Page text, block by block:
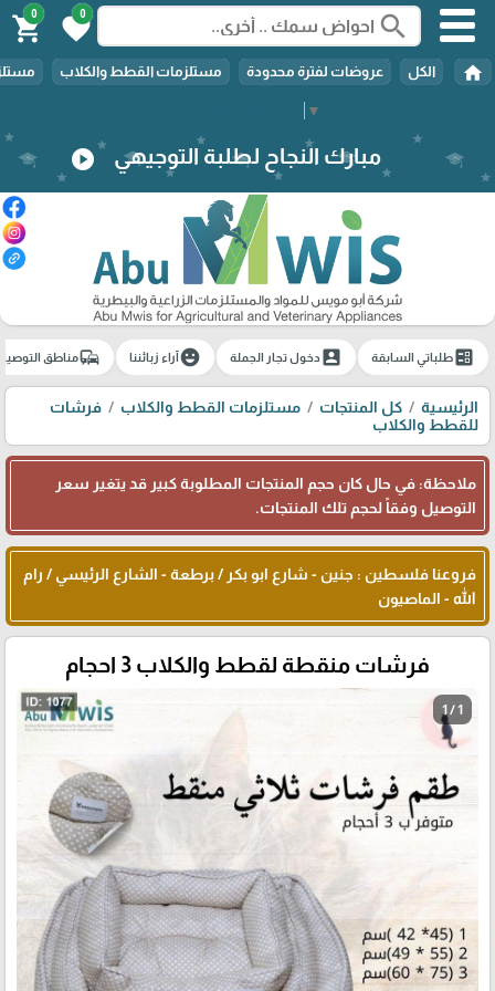
▼
search
0
favorite
0
shopping_cart
home الكل عروضات لفترة محدودة مستلزمات القطط والكلاب
مبارك النجاح لطلبة التوجيهي play_circle
ballotطلباتي السابقة account_boxدخول تجار الجملة emoji_emotionsآراء زبائننا commuteمناطق
الرئيسية كل المنتجات مستلزمات القطط والكلاب
فرشات
للقطط والكلاب
ملاحظة: في حال كان حجم المنتجات المطلوبة كبير قد يتغير سعر
التوصيل وفقاً لحجم تلك المنتجات.
فروعنا فلسطين : جنين - شارع ابو بكر / برطعة - الشارع الرئيسي / رام
الله - الماصيون
فرشات منقطة لقطط والكلاب 3 احجام
1 / 1